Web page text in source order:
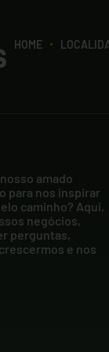
HOME
amado
para nos inspirar
caminho? Aqui,
negócios,
perguntas,
e nos